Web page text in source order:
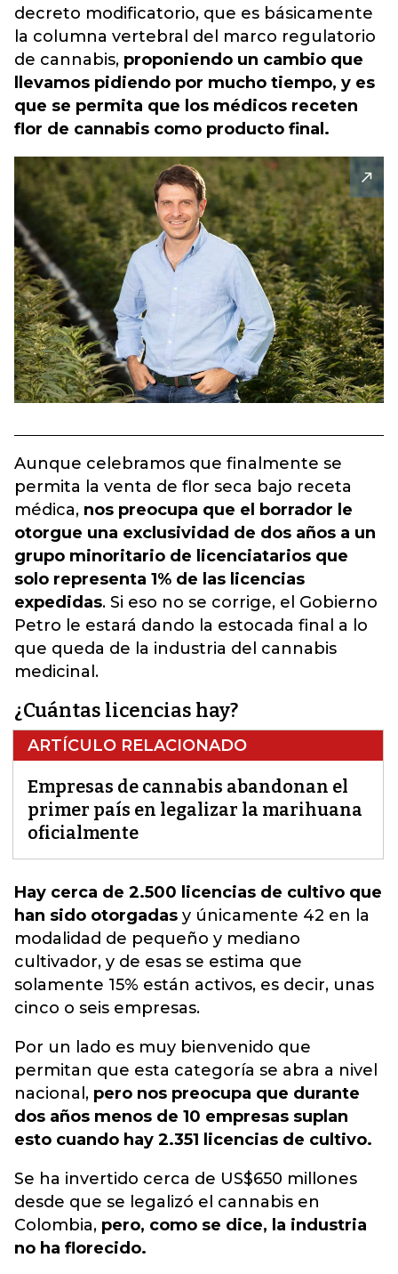
decreto modificatorio, que es básicamente
la columna vertebral del marco regulatorio
de cannabis, proponiendo un cambio que
llevamos pidiendo por mucho tiempo, y es
que se permita que los médicos receten
flor de cannabis como producto final.
Aunque celebramos que finalmente se
permita la venta de flor seca bajo receta
médica, nos preocupa que el borrador le
otorgue una exclusividad de dos años a un
grupo minoritario de licenciatarios que
solo representa 1% de las licencias
expedidas. Si eso no se corrige, el Gobierno
Petro le estará dando la estocada final a lo
que queda de la industria del cannabis
medicinal.
¿Cuántas licencias hay?
ARTÍCULO RELACIONADO
Empresas de cannabis abandonan el
primer país en legalizar la marihuana
oficialmente
Hay cerca de 2.500 licencias de cultivo que
han sido otorgadas y únicamente 42 en la
modalidad de pequeño y mediano
cultivador, y de esas se estima que
solamente 15% están activos, es decir, unas
cinco o seis empresas.
Por un lado es muy bienvenido que
permitan que esta categoría se abra a nivel
nacional, pero nos preocupa que durante
dos años menos de 10 empresas suplan
esto cuando hay 2.351 licencias de cultivo.
Se ha invertido cerca de US$650 millones
desde que se legalizó el cannabis en
Colombia, pero, como se dice, la industria
no ha florecido.